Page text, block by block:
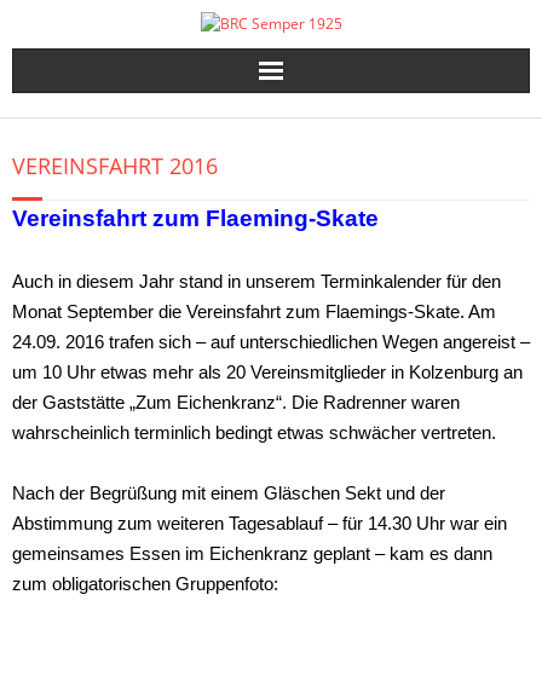
VEREINSFAHRT 2016
Vereinsfahrt zum Flaeming-Skate
Auch in diesem Jahr stand in unserem Terminkalender für den
Monat September die Vereinsfahrt zum Flaemings-Skate. Am
24.09. 2016 trafen sich – auf unterschiedlichen Wegen angereist –
um 10 Uhr etwas mehr als 20 Vereinsmitglieder in Kolzenburg an
der Gaststätte „Zum Eichenkranz“. Die Radrenner waren
wahrscheinlich terminlich bedingt etwas schwächer vertreten.
Nach der Begrüßung mit einem Gläschen Sekt und der
Abstimmung zum weiteren Tagesablauf – für 14.30 Uhr war ein
gemeinsames Essen im Eichenkranz geplant – kam es dann
zum obligatorischen Gruppenfoto: